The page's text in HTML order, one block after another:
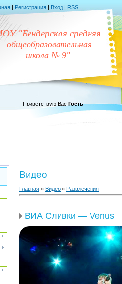
| Регистрация | Вход | RSS
"Бендерская средняя
общеобразовательная
школа № 9"
Приветствую Вас Гость
Видео
Главная » Видео » Развлечения
ВИА Сливки — Venus